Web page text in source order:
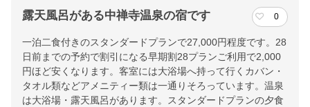
露天風呂がある中禅寺温泉の宿です 0
一泊二食付きのスタンダードプランで27,000円程度です。28
日前までの予約で割引になる早期割28プランご利用で2,000
円ほど安くなります。客室には大浴場へ持って行くカバン・
タオル類などアメニティー類は一通りそろっています。温泉
は大浴場・露天風呂があります。スタンダードプランの夕食